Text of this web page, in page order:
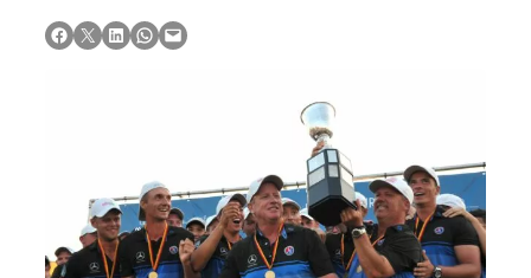
Auf Facebook teilenAuf X teilenAuf LinkedIn teilenVia WhatsApp teilenVia E-Mail teilen